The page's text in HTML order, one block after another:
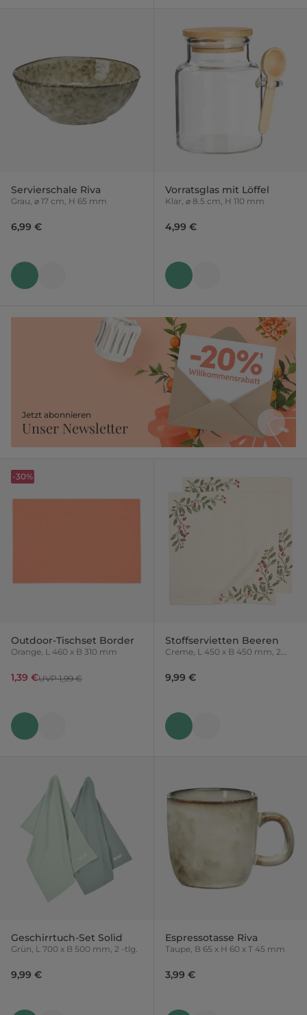
Servierschale Riva
Grau, ⌀ 17 cm, H 65 mm
6,99 €
Vorratsglas mit Löffel
Klar, ⌀ 8.5 cm, H 110 mm
4,99 €
Jetzt abonnieren
Unser Newsletter
Outdoor-Tischset Border
Orange, L 460 x B 310 mm
1,39 €UVP 1,99 €
-30%
Stoffservietten Beeren
Creme, L 450 x B 450 mm, 2
9,99 €
Geschirrtuch-Set Solid
Grün, L 700 x B 500 mm, 2 -tlg.
9,99 €
Espressotasse Riva
Taupe, B 65 x H 60 x T 45 mm
3,99 €